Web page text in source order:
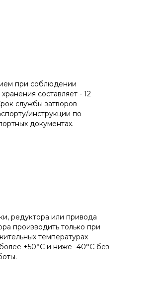
при соблюдении
составляет - 12
службы затворов
инструкции по
документах.
редуктора или привода
производить только при
температурах
+50°С и ниже -40°С без